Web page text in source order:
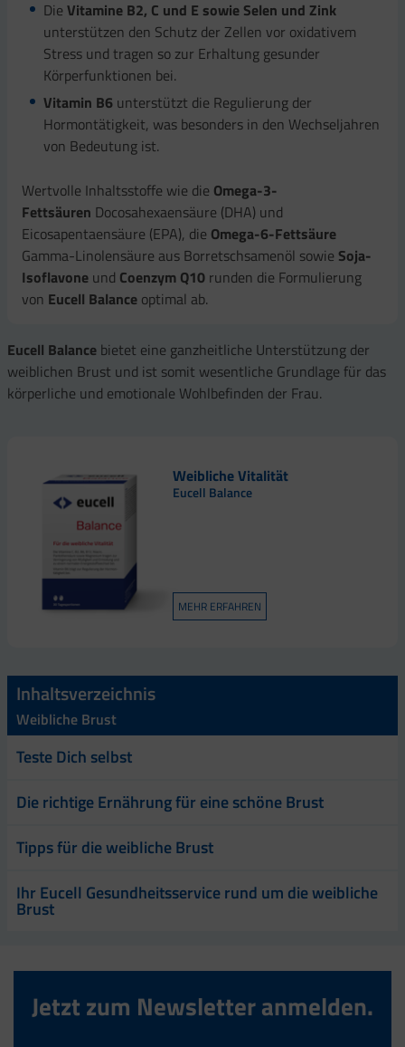
Die Vitamine B2, C und E sowie Selen und Zink
unterstützen den Schutz der Zellen vor oxidativem
Stress und tragen so zur Erhaltung gesunder
Körperfunktionen bei.
Vitamin B6 unterstützt die Regulierung der
Hormontätigkeit, was besonders in den Wechseljahren
von Bedeutung ist.
Wertvolle Inhaltsstoffe wie die Omega-3-
Fettsäuren Docosahexaensäure (DHA) und
Eicosapentaensäure (EPA), die Omega-6-Fettsäure
Gamma-Linolensäure aus Borretschsamenöl sowie Soja-
Isoflavone und Coenzym Q10 runden die Formulierung
von Eucell Balance optimal ab.
Eucell Balance bietet eine ganzheitliche Unterstützung der
weiblichen Brust und ist somit wesentliche Grundlage für das
körperliche und emotionale Wohlbefinden der Frau.
Weibliche Vitalität
Eucell Balance
MEHR ERFAHREN
Inhaltsverzeichnis
Weibliche Brust
Teste Dich selbst
Die richtige Ernährung für eine schöne Brust
Tipps für die weibliche Brust
Ihr Eucell Gesundheitsservice rund um die weibliche
Brust
Jetzt zum Newsletter anmelden.